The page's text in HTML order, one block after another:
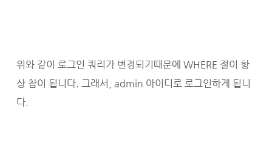
위와 같이 로그인 쿼리가 변경되기때문에 WHERE 절이 항
상 참이 됩니다. 그래서, admin 아이디로 로그인하게 됩니
다.